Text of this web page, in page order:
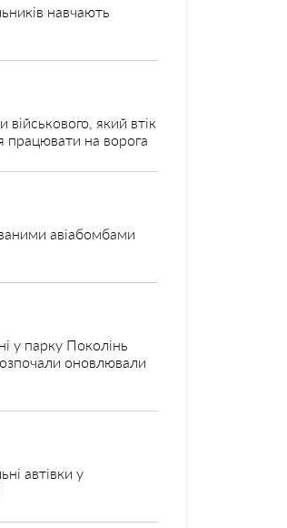
навчають
який втік
працювати на ворога
авіабомбами
у парку Поколінь
оновлювали
автівки у